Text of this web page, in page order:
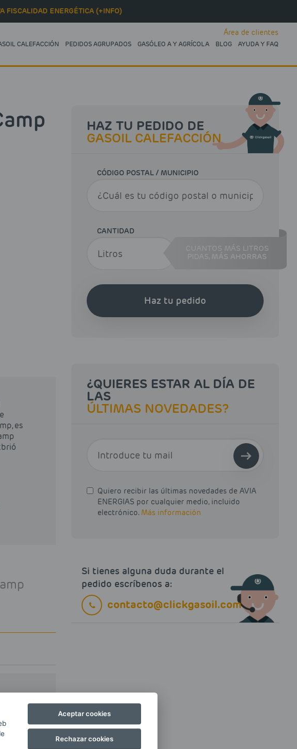
FISCALIDAD ENERGÉTICA (+INFO)
CALEFACCIÓN PEDIDOS AGRUPADOS GASÓLEO A Y AGRÍCOLA BLOG AYUDA Y FAQ
Área de clientes
es
Su
HAZ TU PEDIDO DE
GASOIL CALEFACCIÓN
CÓDIGO POSTAL / MUNICIPIO
CANTIDAD
CUANTOS MÁS LITROS
MÁS AHORRAS
Haz tu pedido
¿QUIERES ESTAR AL DÍA DE
LAS
ÚLTIMAS NOVEDADES?
Quiero recibir las últimas novedades de AVIA
ENERGIAS por cualquier medio, incluido
electrónico. Más información
Si tienes alguna duda durante el
pedido escríbenos a:
contacto@clickgasoil.com
Aceptar cookies
Rechazar cookies